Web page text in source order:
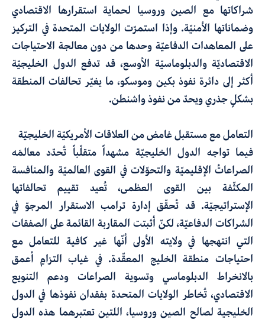
شراكاتها مع الصين وروسيا لحماية استقرارها الاقتصادي
وضماناتها الأمنيّة. وإذا استمرّت الولايات المتحدة في التركيز
على المعاهدات الدفاعيّة وحدها من دون معالجة الاحتياجات
الاقتصاديّة والدبلوماسيّة الأوسع، قد تدفع الدول الخليجيّة
أكثر إلى دائرة نفوذ بكين وموسكو، ما يغيّر تحالفات المنطقة
بشكلٍ جذري ويحدّ من نفوذ واشنطن.
التعامل مع مستقبل غامض من العلاقات الأمريكيّة الخليجيّة
فيما تواجه الدول الخليجيّة مشهداً متقلّباً تُحدّد معالمَه
الصراعاتُ الإقليميّة والتحوّلات في القوى العالميّة والمنافسة
المكثّفة بين القوى العظمى، تُعيد تقييم تحالفاتها
الإستراتيجيّة. قد تُحقّق إدارة ترامب الاستقرار المرجوّ في
الشراكات الدفاعيّة، لكنّ أثبتت المقاربة القائمة على الصفقات
التي انتهجها في ولايته الأولى أنّها غير كافية للتعامل مع
احتياجات منطقة الخليج المعقّدة. في غياب التزامٍ أعمق
بالانخراط الدبلوماسي وتسوية الصراعات ودعم التنويع
الاقتصادي، تُخاطر الولايات المتحدة بفقدان نفوذها في الدول
الخليجية لصالح الصين وروسيا، اللتين تعتبرهما هذه الدول